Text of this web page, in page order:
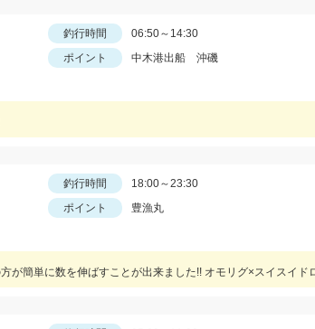
釣行時間
06:50～14:30
ポイント
中木港出船 沖磯
釣行時間
18:00～23:30
ポイント
豊漁丸